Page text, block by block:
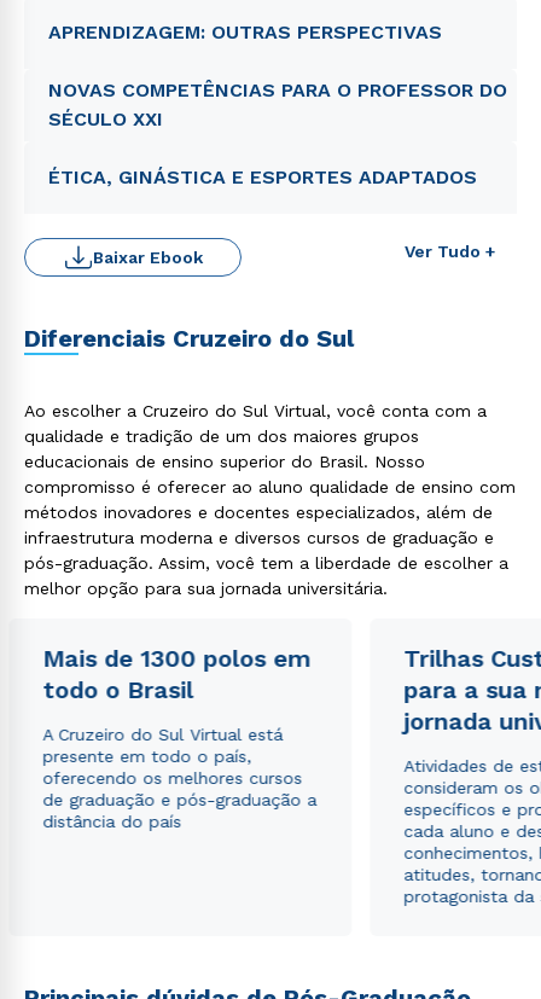
APRENDIZAGEM: OUTRAS PERSPECTIVAS
NOVAS COMPETÊNCIAS PARA O PROFESSOR DO
SÉCULO XXI
ÉTICA, GINÁSTICA E ESPORTES ADAPTADOS
Ver Tudo +
Baixar Ebook
Diferenciais Cruzeiro do Sul
Ao escolher a Cruzeiro do Sul Virtual, você conta com a
qualidade e tradição de um dos maiores grupos
educacionais de ensino superior do Brasil. Nosso
compromisso é oferecer ao aluno qualidade de ensino com
métodos inovadores e docentes especializados, além de
infraestrutura moderna e diversos cursos de graduação e
pós-graduação. Assim, você tem a liberdade de escolher a
melhor opção para sua jornada universitária.
Mais de 1300 polos em
todo o Brasil
A Cruzeiro do Sul Virtual está
presente em todo o país,
oferecendo os melhores cursos
de graduação e pós-graduação a
distância do país
Trilhas
para a sua
jornada
Atividades de
consideram os
específicos e
cada aluno e
conhecimentos,
atitudes,
protagonista da
Rápido e fácil
WhatsApp
Estou de acordo com a Política de Privacidade.e
autorizo que meus dados sejam utilizados para o